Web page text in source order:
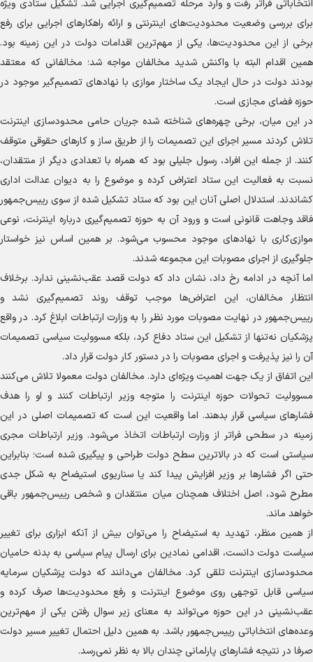
انتخاباتی فراتر رفت و وارد مرحله تصمیم‌گیری اجرایی شد. تشکیل ستادی ویژه
برای بررسی وضعیت محدودیت‌های اینترنتی و ارائه راهکار‌های اجرایی برای رفع
برخی از این محدودیت‌ها، یکی از مهم‌ترین اقدامات دولت در این زمینه بود.
همین اقدام البته با واکنش شدید مخالفان مواجه شد؛ مخالفانی که معتقد
بودند دولت در حال ایجاد یک ساختار موازی با نهاد‌های تصمیم‌گیر موجود در
حوزه فضای مجازی است.
در این میان، برخی چهره‌های شناخته شده جریان حامی محدودسازی اینترنت
تلاش کردند مسیر اجرای این تصمیمات را از طریق ساز و کار‌های حقوقی متوقف
کنند. از جمله این افراد، رسول جلیلی بود که همراه با تعدادی دیگر از منتقدان،
نسبت به فعالیت این ستاد اعتراض کرده و موضوع را به دیوان عدالت اداری
کشاندند. استدلال اصلی آنان این بود که ستاد تشکیل شده از سوی رییس‌جمهور
فاقد وجاهت قانونی است و ورود آن به حوزه تصمیم‌گیری درباره اینترنت، نوعی
موازی‌کاری با نهاد‌های موجود محسوب می‌شود. بر همین اساس نیز خواستار
جلوگیری از اجرای مصوبات این مجموعه شدند.
اما آنچه در ادامه رخ داد، نشان داد که دولت قصد عقب‌نشینی ندارد. برخلاف
انتظار مخالفان، این اعتراض‌ها موجب توقف روند تصمیم‌گیری نشد و
رییس‌جمهور در نهایت مصوبات مورد نظر را به وزارت ارتباطات ابلاغ کرد. در واقع
پزشکیان نه‌تنها از تشکیل این ستاد دفاع کرد، بلکه مسوولیت سیاسی تصمیمات
آن را نیز پذیرفت و اجرای مصوبات را در دستور کار دولت قرار داد.
این اتفاق از یک جهت اهمیت ویژه‌ای دارد. مخالفان دولت معمولا تلاش می‌کنند
مسوولیت تحولات حوزه اینترنت را متوجه وزیر ارتباطات کنند و او را هدف
فشار‌های سیاسی قرار بدهند. اما واقعیت این است که تصمیمات اصلی در این
زمینه در سطحی فراتر از وزارت ارتباطات اتخاذ می‌شود. وزیر ارتباطات مجری
سیاستی است که در بالاترین سطح دولت طراحی و پیگیری شده است؛ بنابراین
حتی اگر فشار‌ها بر وزیر افزایش پیدا کند یا سناریوی استیضاح به شکل جدی
مطرح شود، اصل اختلاف همچنان میان منتقدان و شخص رییس‌جمهور باقی
خواهد ماند.
از همین منظر، تهدید به استیضاح را می‌توان بیش از آنکه ابزاری برای تغییر
سیاست دولت دانست، اقدامی نمادین برای ارسال پیام سیاسی به بدنه حامیان
محدودسازی اینترنت تلقی کرد. مخالفان می‌دانند که دولت پزشکیان سرمایه
سیاسی قابل توجهی روی موضوع اینترنت و رفع محدودیت‌ها صرف کرده و
عقب‌نشینی در این حوزه می‌تواند به معنای زیر سوال رفتن یکی از مهم‌ترین
وعده‌های انتخاباتی رییس‌جمهور باشد. به همین دلیل احتمال تغییر مسیر دولت
صرفا در نتیجه فشار‌های پارلمانی چندان بالا به نظر نمی‌رسد.